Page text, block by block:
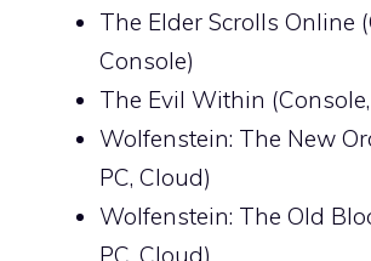
The Elder Scrolls Online
Console)
The Evil Within
Wolfenstein: The New
PC, Cloud)
Wolfenstein: The Old